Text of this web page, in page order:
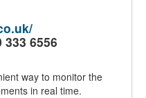
6556
way to monitor the
in real time.